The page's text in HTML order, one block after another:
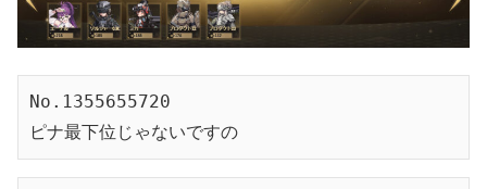
No.1355655720
ピナ最下位じゃないですの